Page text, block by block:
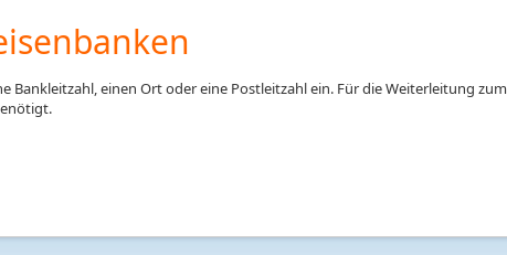
Bankleitzahl, einen Ort oder eine Postleitzahl ein. Für die Weiterleitung zum